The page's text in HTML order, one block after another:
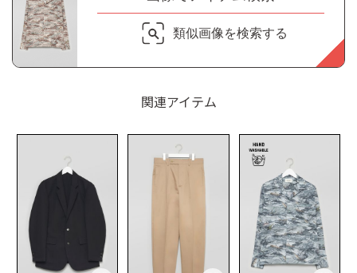
類似画像を検索する
関連アイテム